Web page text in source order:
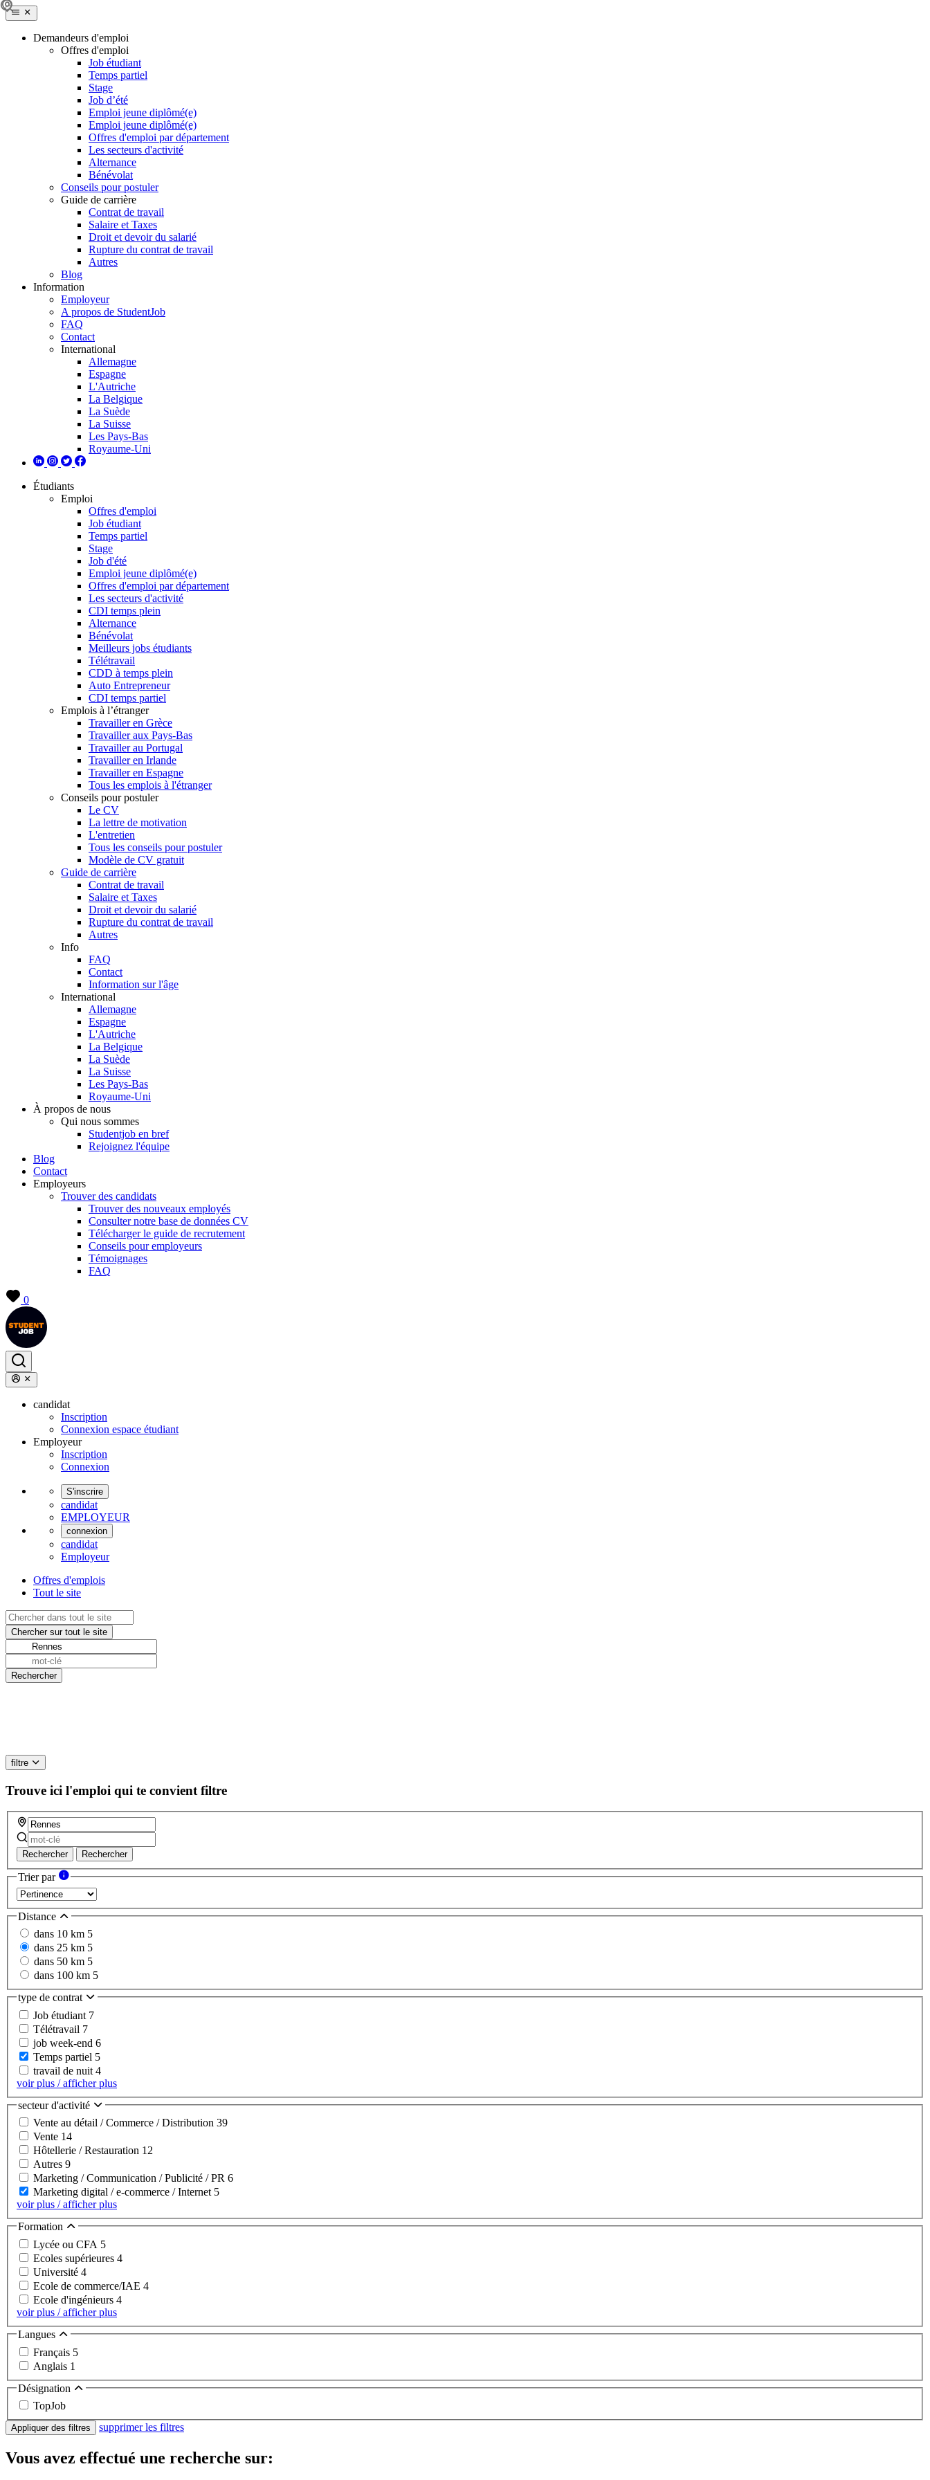
Demandeurs d'emploi
Offres d'emploi
Job étudiant
Temps partiel
Stage
Job d’été
Emploi jeune diplômé(e)
Emploi jeune diplômé(e)
Offres d'emploi par département
Les secteurs d'activité
Alternance
Bénévolat
Conseils pour postuler
Guide de carrière
Contrat de travail
Salaire et Taxes
Droit et devoir du salarié
Rupture du contrat de travail
Autres
Blog
Information
Employeur
A propos de StudentJob
FAQ
Contact
International
Allemagne
Espagne
L'Autriche
La Belgique
La Suède
La Suisse
Les Pays-Bas
Royaume-Uni
Étudiants
Emploi
Offres d'emploi
Job étudiant
Temps partiel
Stage
Job d'été
Emploi jeune diplômé(e)
Offres d'emploi par département
Les secteurs d'activité
CDI temps plein
Alternance
Bénévolat
Meilleurs jobs étudiants
Télétravail
CDD à temps plein
Auto Entrepreneur
CDI temps partiel
Emplois à l’étranger
Travailler en Grèce
Travailler aux Pays-Bas
Travailler au Portugal
Travailler en Irlande
Travailler en Espagne
Tous les emplois à l'étranger
Conseils pour postuler
Le CV
La lettre de motivation
L'entretien
Tous les conseils pour postuler
Modèle de CV gratuit
Guide de carrière
Contrat de travail
Salaire et Taxes
Droit et devoir du salarié
Rupture du contrat de travail
Autres
Info
FAQ
Contact
Information sur l'âge
International
Allemagne
Espagne
L'Autriche
La Belgique
La Suède
La Suisse
Les Pays-Bas
Royaume-Uni
À propos de nous
Qui nous sommes
Studentjob en bref
Rejoignez l'équipe
Blog
Contact
Employeurs
Trouver des candidats
Trouver des nouveaux employés
Consulter notre base de données CV
Télécharger le guide de recrutement
Conseils pour employeurs
Témoignages
FAQ
0
candidat
Inscription
Connexion espace étudiant
Employeur
Inscription
Connexion
S'inscrire
candidat
EMPLOYEUR
connexion
candidat
Employeur
Offres d'emplois
Tout le site
filtre
Trouve ici l'emploi qui te convient filtre
Rechercher Rechercher
Trier par
Distance
dans 10 km 5
dans 25 km 5
dans 50 km 5
dans 100 km 5
type de contrat
Job étudiant 7
Télétravail 7
job week-end 6
Temps partiel 5
travail de nuit 4
voir plus / afficher plus
secteur d'activité
Vente au détail / Commerce / Distribution 39
Vente 14
Hôtellerie / Restauration 12
Autres 9
Marketing / Communication / Publicité / PR 6
Marketing digital / e-commerce / Internet 5
voir plus / afficher plus
Formation
Lycée ou CFA 5
Ecoles supérieures 4
Université 4
Ecole de commerce/IAE 4
Ecole d'ingénieurs 4
voir plus / afficher plus
Langues
Français 5
Anglais 1
Désignation
TopJob
Appliquer des filtres supprimer les filtres
Vous avez effectué une recherche sur: